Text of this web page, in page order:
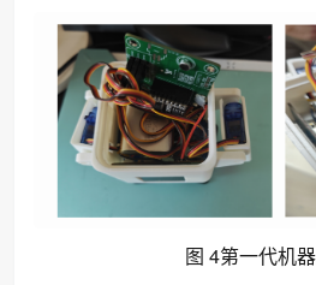
图 4第一代机